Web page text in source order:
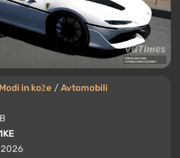
Modi in kože / Avtomobili